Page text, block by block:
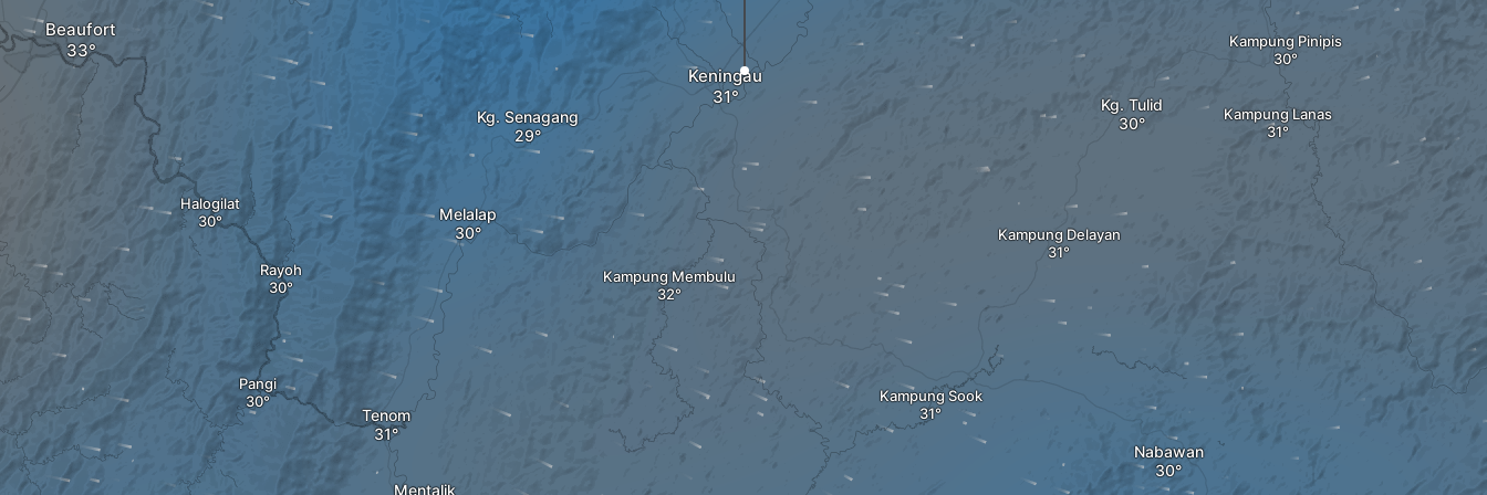
Kg. Senagang
Keningau
Kampung Membulu
Kampung Sook
Kampung Delayan
Kampung Pinipis
Kampung Lanas
Kg. Tulid
Rayoh
Pangi
Melalap
Tenom
Nabawan
Beaufort
Mentalik
Halogilat